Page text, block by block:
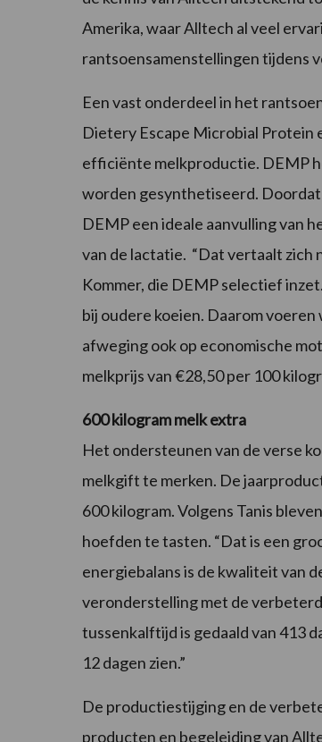
Amerika, waar Alltech al veel
rantsoensamenstellingen tijdens
Een vast onderdeel in het
Dietery Escape Microbial Protein
efficiënte melkproductie. DEMP
worden gesynthetiseerd.
DEMP een ideale aanvulling van
van de lactatie. “Dat vertaalt zich
Kommer, die DEMP selectief
bij oudere koeien. Daarom voeren
afweging ook op economische
melkprijs van €28,50 per 100
600 kilogram melk extra
Het ondersteunen van de verse
melkgift te merken. De
600 kilogram. Volgens Tanis
hoefden te tasten. “Dat is een
energiebalans is de kwaliteit van
veronderstelling met de
tussenkalftijd is gedaald van 413
12 dagen zien.”
De productiestijging en de
producten en begeleiding van